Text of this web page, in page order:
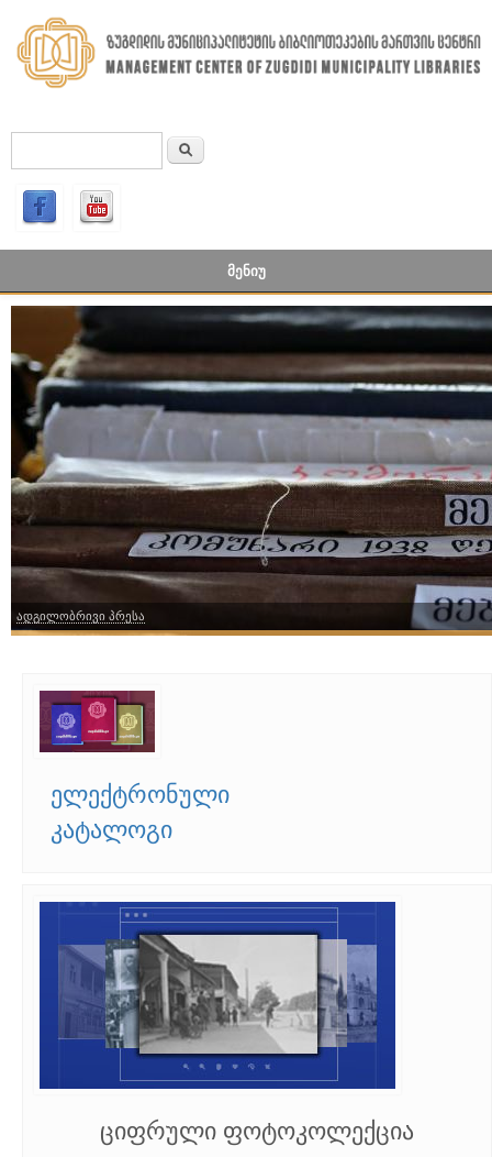
Skip to main content
SEARCH FORM
ᲛᲔᲜᲘᲣ
ადგილობრივი პრესა
ელექტრონული
კატალოგი
ციფრული ფოტოკოლექცია